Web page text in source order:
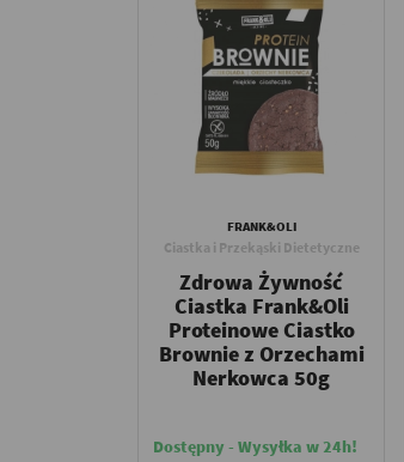
FRANK&OLI
Ciastka i Przekąski Dietetyczne
Zdrowa Żywność
Ciastka Frank&Oli
Proteinowe Ciastko
Brownie z Orzechami
Nerkowca 50g
Dostępny - Wysyłka w 24h!